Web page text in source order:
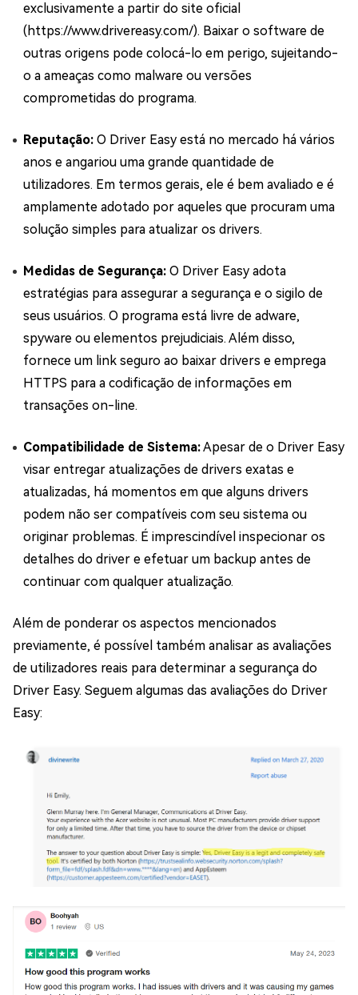
exclusivamente a partir do site oficial
(https://www.drivereasy.com/). Baixar o software de
outras origens pode colocá-lo em perigo, sujeitando-
o a ameaças como malware ou versões
comprometidas do programa.
Reputação: O Driver Easy está no mercado há vários
anos e angariou uma grande quantidade de
utilizadores. Em termos gerais, ele é bem avaliado e é
amplamente adotado por aqueles que procuram uma
solução simples para atualizar os drivers.
Medidas de Segurança: O Driver Easy adota
estratégias para assegurar a segurança e o sigilo de
seus usuários. O programa está livre de adware,
spyware ou elementos prejudiciais. Além disso,
fornece um link seguro ao baixar drivers e emprega
HTTPS para a codificação de informações em
transações on-line.
Compatibilidade de Sistema:Apesar de o Driver Easy
visar entregar atualizações de drivers exatas e
atualizadas, há momentos em que alguns drivers
podem não ser compatíveis com seu sistema ou
originar problemas. É imprescindível inspecionar os
detalhes do driver e efetuar um backup antes de
continuar com qualquer atualização.
Além de ponderar os aspectos mencionados
previamente, é possível também analisar as avaliações
de utilizadores reais para determinar a segurança do
Driver Easy. Seguem algumas das avaliações do Driver
Easy: